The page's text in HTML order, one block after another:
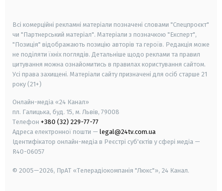
Всі комерційні рекламні матеріали позначені словами "Спецпроєкт"
чи "Партнерський матеріал". Матеріали з позначкою "Експерт",
"Позиція" відображають позицію авторів та героїв. Редакція може
не поділяти їхніх поглядів. Детальніше щодо реклами та правил
цитування можна ознайомитись в правилах користування сайтом.
Усі права захищені. Матеріали сайту призначені для осіб старше 21
року (21+)
Онлайн-медіа «24 Канал»
пл. Галицька, буд. 15, м. Львів, 79008
Телефон +380 (32) 229-77-77
Адреса електронної пошти — legal@24tv.com.ua
Ідентифікатор онлайн-медіа в Реєстрі суб'єктів у сфері медіа —
R40-06057
© 2005—2026, ПрАТ «Телерадіокомпанія "Люкс"», 24 Канал.